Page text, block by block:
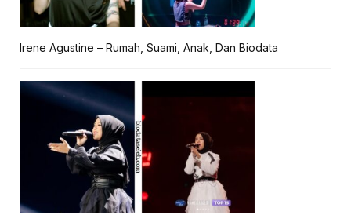
Irene Agustine – Rumah, Suami, Anak, Dan Biodata